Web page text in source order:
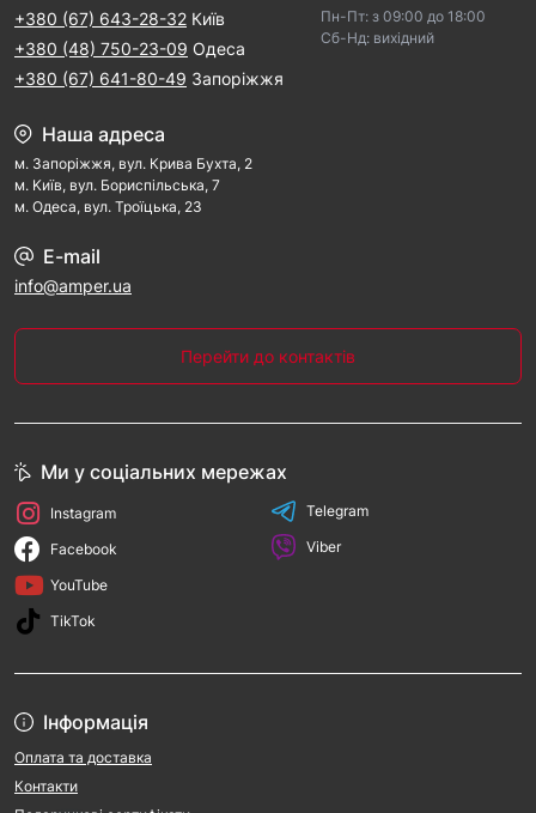
+380 (67) 643-28-32 Київ
+380 (48) 750-23-09 Одеса
+380 (67) 641-80-49 Запоріжжя
Пн-Пт: з 09:00 дo 18:00
Cб-Hд: виxідний
Наша адреса
м. Запорiжжя, вул. Крива Бухта, 2
м. Kиїв, вул. Бориспільська, 7
м. Одеса, вул. Троїцька, 23
E-mail
info@amper.ua
Перейти до контактів
Інформація
Оплата та доставка
Контакти
Ми у соціальних мережах
Instagram
Facebook
YouTube
TikTok
Telegram
Viber